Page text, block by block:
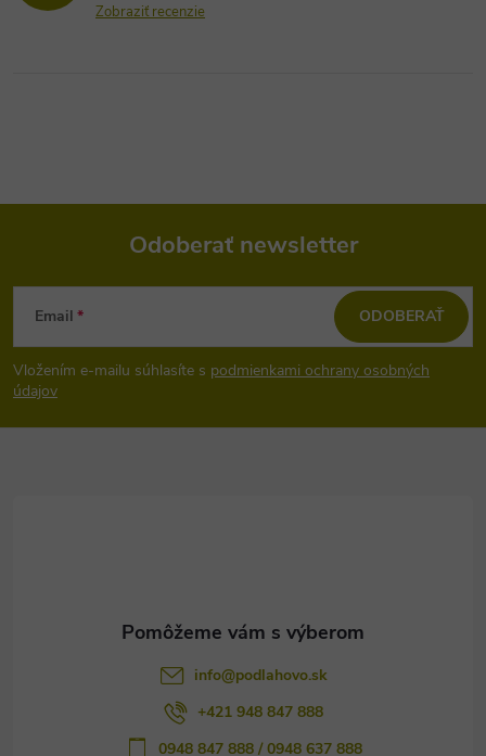
Zobraziť recenzie
Z
á
p
Odoberať newsletter
Email
Vložením e-mailu súhlasíte s podmienkami ochrany osobných
údajov
ODOBERAŤ
info@podlahovo.sk
+421 948 847 888
0948 847 888 / 0948 637 888